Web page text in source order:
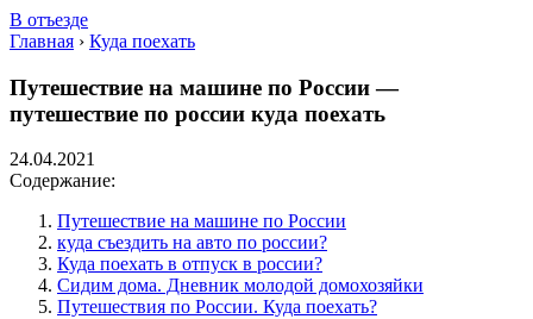
В отъезде
Главная › Куда поехать
Путешествие на машине по России —
путешествие по россии куда поехать
24.04.2021
Содержание:
Путешествие на машине по России
куда съездить на авто по россии?
Куда поехать в отпуск в россии?
Сидим дома. Дневник молодой домохозяйки
Путешествия по России. Куда поехать?